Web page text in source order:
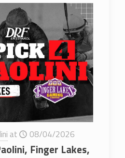
at 08/04/2026
Finger Lakes,